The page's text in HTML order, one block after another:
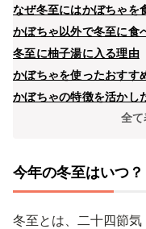
なぜ冬至にはかぼちゃを
かぼちゃ以外で冬至に食
冬至に柚子湯に入る理由
かぼちゃを使ったおすす
かぼちゃの特徴を活かし
全て
今年の冬至はいつ？
冬至とは、二十四節